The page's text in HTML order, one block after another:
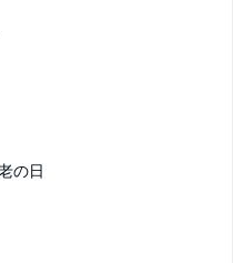
の日